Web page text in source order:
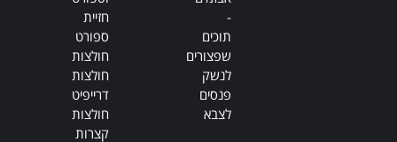
-
תוכים
שפצורים
לנשק
פנסים
לצבא
חזיית
ספורט
חולצות
חולצות
דרייפיט
חולצות
קצרות